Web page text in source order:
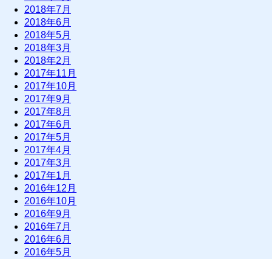
2018年7月
2018年6月
2018年5月
2018年3月
2018年2月
2017年11月
2017年10月
2017年9月
2017年8月
2017年6月
2017年5月
2017年4月
2017年3月
2017年1月
2016年12月
2016年10月
2016年9月
2016年7月
2016年6月
2016年5月